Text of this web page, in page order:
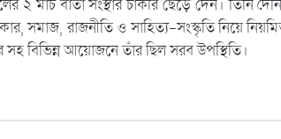
২ মার্চ বার্তা সংস্থার চাকরি ছেড়ে দেন। তিনি
সমাজ, রাজনীতি ও সাহিত্য-সংস্কৃতি নিয়ে
সহ বিভিন্ন আয়োজনে তাঁর ছিল সরব উপস্থিতি।